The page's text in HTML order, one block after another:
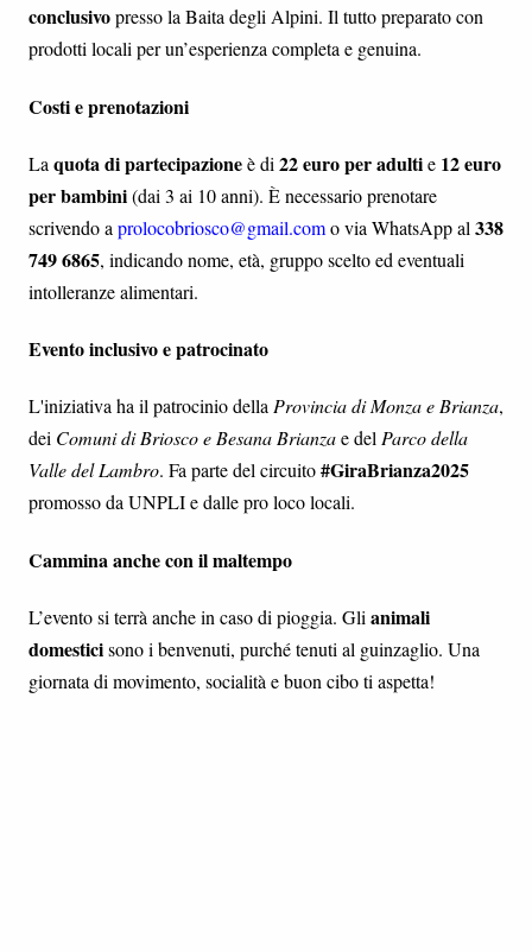
conclusivopresso la Baita degli Alpini. Il tutto preparato con
prodotti locali per un’esperienza completa e genuina.
Costi e prenotazioni
La quota di partecipazioneè di 22 euro per adultie 12 euro
per bambini(dai 3 ai 10 anni). È necessario prenotare
scrivendo a prolocobriosco@gmail.como via WhatsApp al 338
749 6865, indicando nome, età, gruppo scelto ed eventuali
intolleranze alimentari.
Evento inclusivo e patrocinato
L'iniziativa ha il patrocinio dellaProvincia di Monza e Brianza,
dei Comuni di Briosco e Besana Brianzae delParco della
Valle del Lambro. Fa parte del circuito#GiraBrianza2025
promosso da UNPLI e dalle pro loco locali.
Cammina anche con il maltempo
L’evento si terrà anche in caso di pioggia. Gli animali
domesticisono i benvenuti, purché tenuti al guinzaglio. Una
giornata di movimento, socialità e buon cibo ti aspetta!